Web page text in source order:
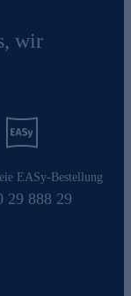
wir
EASy-Bestellung
29 888 29